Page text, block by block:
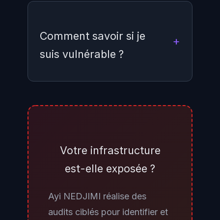
Comment savoir si je
suis vulnérable ?
Access > Legacy Clients. Si
IKEv1" est activée et qu'aucun
certificat machine n'est requis,
votre infrastructure est exposée.
Votre infrastructure
est-elle exposée ?
Ayi NEDJIMI réalise des
audits ciblés pour identifier et